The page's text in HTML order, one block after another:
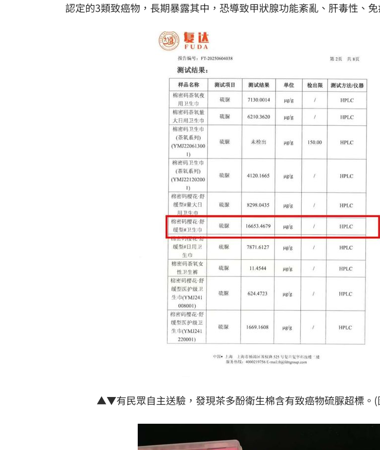
認定的3類致癌物，長期暴露其中，恐導致甲狀腺功能紊亂、肝毒性、免
▲▼有民眾自主送驗，發現茶多酚衛生棉含有致癌物硫脲超標。(